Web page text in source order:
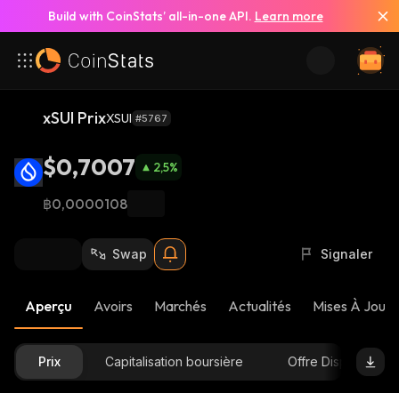
Build with CoinStats’ all-in-one API. Learn more
xSUI PrixXSUI #5767
$0,7007 2,5%
฿0,0000108
Swap Signaler
Aperçu Avoirs Marchés Actualités Mises À Jour
Prix Capitalisation boursière Offre Disponible